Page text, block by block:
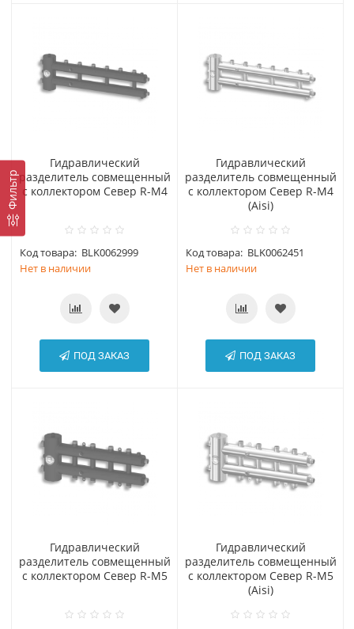
Фильтр
Гидравлический
разделитель совмещенный
с коллектором Север R-М4
Код товара: BLK0062999
Нет в наличии
ПОД ЗАКАЗ
Гидравлический
разделитель совмещенный
с коллектором Север R-М4
(Aisi)
Код товара: BLK0062451
Нет в наличии
ПОД ЗАКАЗ
Гидравлический
разделитель совмещенный
с коллектором Север R-М5
Гидравлический
разделитель совмещенный
с коллектором Север R-М5
(Aisi)